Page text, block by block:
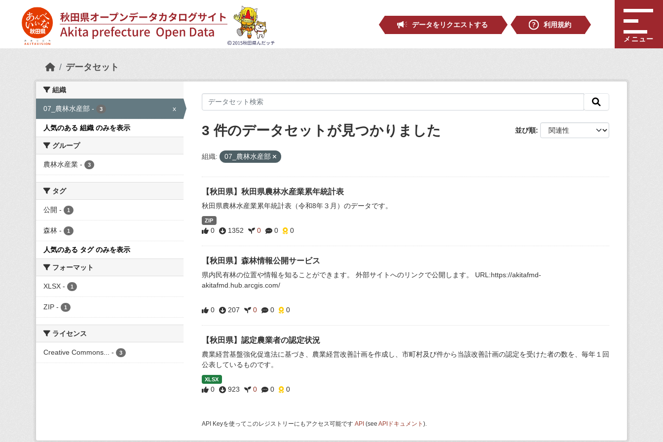
データをリクエストする
利用規約
メニュー
データセット
組織
07_農林水産部 - 3 x
人気のある 組織 のみを表示
グループ
農林水産業 - 3
タグ
公開 - 1
森林 - 1
人気のある タグ のみを表示
フォーマット
XLSX - 1
ZIP - 1
ライセンス
Creative Commons... - 3
並び順
3 件のデータセットが見つかりました
組織: 07_農林水産部
【秋田県】秋田県農林水産業累年統計表
秋田県農林水産業累年統計表（令和8年３月）のデータです。
ZIP
0 1352 0 0 0
【秋田県】森林情報公開サービス
県内民有林の位置や情報を知ることができます。 外部サイトへのリンクで公開します。 URL:https://akitafmd-
akitafmd.hub.arcgis.com/
0 207 0 0 0
【秋田県】認定農業者の認定状況
農業経営基盤強化促進法に基づき、農業経営改善計画を作成し、市町村及び件から当該改善計画の認定を受けた者の数を、毎年１回
公表しているものです。
XLSX
0 923 0 0 0
API Keyを使ってこのレジストリーにもアクセス可能です API (see APIドキュメント ).